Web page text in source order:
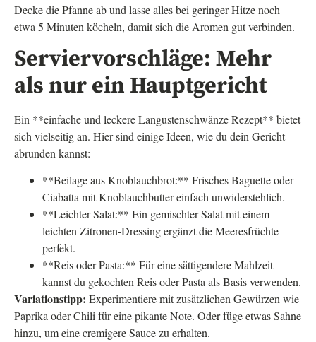
Decke die Pfanne ab und lasse alles bei geringer Hitze noch
etwa 5 Minuten köcheln, damit sich die Aromen gut verbinden.
Serviervorschläge: Mehr
als nur ein Hauptgericht
Ein **einfache und leckere Langustenschwänze Rezept** bietet
sich vielseitig an. Hier sind einige Ideen, wie du dein Gericht
abrunden kannst:
**Beilage aus Knoblauchbrot:** Frisches Baguette oder
Ciabatta mit Knoblauchbutter einfach unwiderstehlich.
**Leichter Salat:** Ein gemischter Salat mit einem
leichten Zitronen-Dressing ergänzt die Meeresfrüchte
perfekt.
**Reis oder Pasta:** Für eine sättigendere Mahlzeit
kannst du gekochten Reis oder Pasta als Basis verwenden.
Variationstipp: Experimentiere mit zusätzlichen Gewürzen wie
Paprika oder Chili für eine pikante Note. Oder füge etwas Sahne
hinzu, um eine cremigere Sauce zu erhalten.